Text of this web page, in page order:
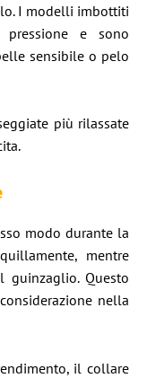
I modelli imbottiti
e sono
sensibile o pelo
più rilassate
modo durante la
mentre
Questo
nella
il collare